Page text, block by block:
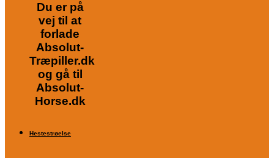
Du er på
vej til at
forlade
Absolut-
Træpiller.dk
og gå til
Absolut-
Horse.dk
Hestestrøelse